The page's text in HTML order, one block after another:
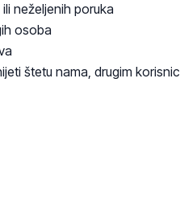
neželjenih poruka
osoba
štetu nama, drugim